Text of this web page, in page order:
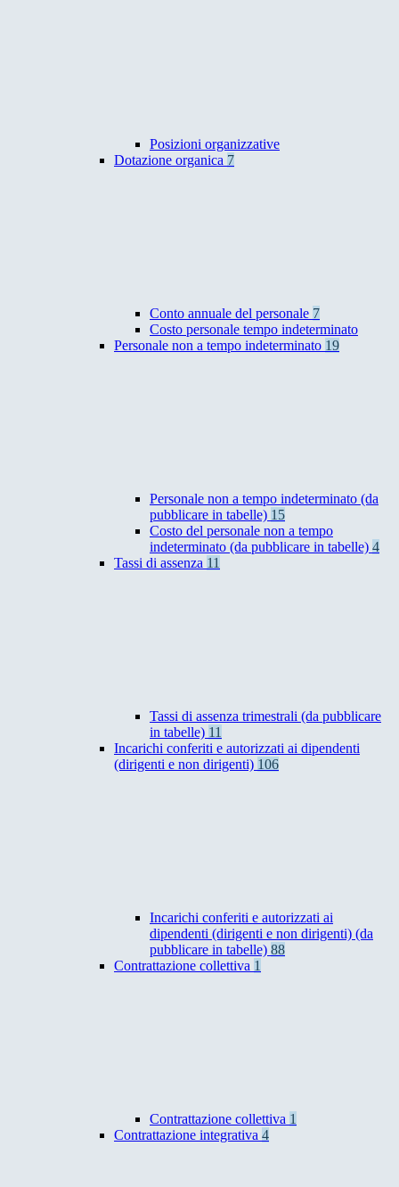
Posizioni organizzative
Dotazione organica 7
Conto annuale del personale 7
Costo personale tempo indeterminato
Personale non a tempo indeterminato 19
Personale non a tempo indeterminato (da
pubblicare in tabelle) 15
Costo del personale non a tempo
indeterminato (da pubblicare in tabelle) 4
Tassi di assenza 11
Tassi di assenza trimestrali (da pubblicare
in tabelle) 11
Incarichi conferiti e autorizzati ai dipendenti
(dirigenti e non dirigenti) 106
Incarichi conferiti e autorizzati ai
dipendenti (dirigenti e non dirigenti) (da
pubblicare in tabelle) 88
Contrattazione collettiva 1
Contrattazione collettiva 1
Contrattazione integrativa 4